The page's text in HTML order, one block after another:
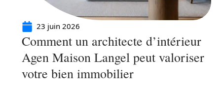
23 juin 2026
Comment un architecte d’intérieur
Agen Maison Langel peut valoriser
votre bien immobilier